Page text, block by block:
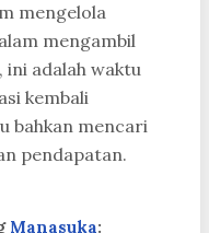
mengelola
mengambil
ini adalah waktu
kembali
bahkan mencari
pendapatan.
Manasuka: